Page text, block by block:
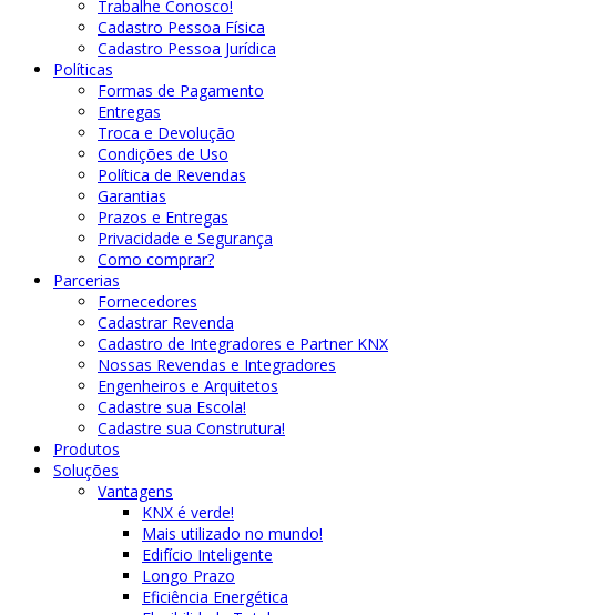
Trabalhe Conosco!
Cadastro Pessoa Física
Cadastro Pessoa Jurídica
Políticas
Formas de Pagamento
Entregas
Troca e Devolução
Condições de Uso
Política de Revendas
Garantias
Prazos e Entregas
Privacidade e Segurança
Como comprar?
Parcerias
Fornecedores
Cadastrar Revenda
Cadastro de Integradores e Partner KNX
Nossas Revendas e Integradores
Engenheiros e Arquitetos
Cadastre sua Escola!
Cadastre sua Construtura!
Produtos
Soluções
Vantagens
KNX é verde!
Mais utilizado no mundo!
Edifício Inteligente
Longo Prazo
Eficiência Energética